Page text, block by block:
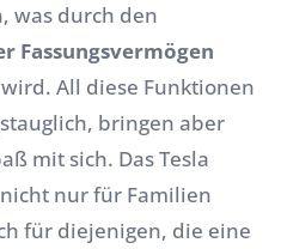
was durch den
Fassungsvermögen
All diese Funktionen
bringen aber
mit sich. Das Tesla
nur für Familien
für diejenigen, die eine